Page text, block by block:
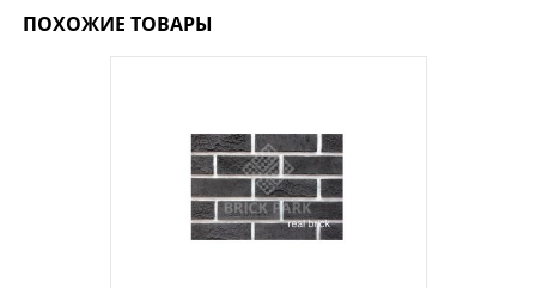
ПОХОЖИЕ ТОВАРЫ